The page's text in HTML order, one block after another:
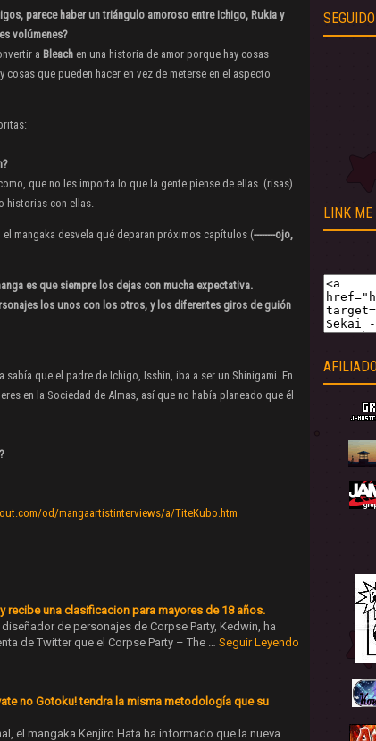
parece haber un triángulo amoroso entre Ichigo, Rukia y
volúmenes?
a Bleach en una historia de amor porque hay cosas
que pueden hacer en vez de meterse en el aspecto
que no les importa lo que la gente piense de ellas. (risas).
historias con ellas.
mangaka desvela qué deparan próximos capítulos (--------ojo,
es que siempre los dejas con mucha expectativa.
los unos con los otros, y los diferentes giros de guión
que el padre de Ichigo, Isshin, iba a ser un Shinigami. En
en la Sociedad de Almas, así que no había planeado que él
od/mangaartistinterviews/a/TiteKubo.htm
recibe una clasificacion para mayores de 18 años.
de personajes de Corpse Party, Kedwin, ha
de Twitter que el Corpse Party – The … Seguir Leyendo
no Gotoku! tendra la misma metodología que su
el mangaka Kenjiro Hata ha informado que la nueva
LINK ME